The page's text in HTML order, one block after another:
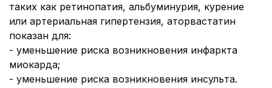
таких как ретинопатия, альбуминурия, курение
или артериальная гипертензия, аторвастатин
показан для:
- уменьшение риска возникновения инфаркта
миокарда;
- уменьшение риска возникновения инсульта.